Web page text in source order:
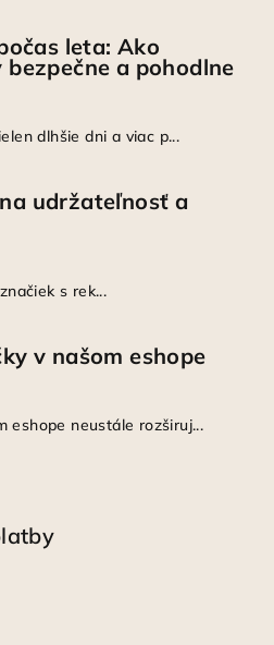
leta: Ako
a pohodlne
dlhšie dni a viac p...
udržateľnosť a
s rek...
v našom eshope
eshope neustále rozširuj...